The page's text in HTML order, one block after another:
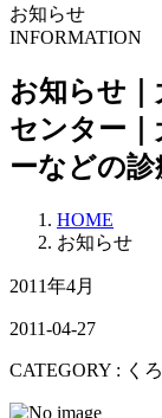
お知らせ
INFORMATION
お知らせ
センター
ーなどの診
HOME
お知らせ
2011年4月
2011-04-27
CATEGORY : く